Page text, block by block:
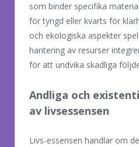
som binder specifika
för tyngd eller kvarts för
och ekologiska aspekter
hantering av resurser
för att undvika skadliga
Andliga och
av livsessensen
Livs-essensen handlar om